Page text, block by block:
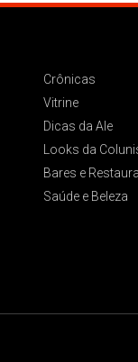
Crônicas
Vitrine
Dicas da Ale
Looks da
Bares e
Saúde e Beleza